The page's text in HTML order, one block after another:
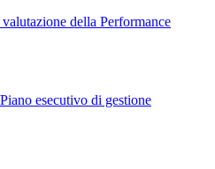
della Performance
esecutivo di gestione